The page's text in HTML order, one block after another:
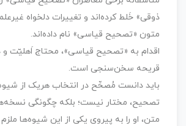
ذوقی» خَلط کرده‌اند و تغییرات دلخواه
متون «تصحیح قیاسی» نام داده‌اند.
اقدام به «تصحیح قیاسی»، محتاج اَهلیّت و
قریحه سخن‌سنجی است.
باید دانست مُصحِّح در انتخاب هریک از
تصحیح، مختار نیست؛ بلکه چگونگی
متن، او را به پیروی یکی از این شیوه‌ها